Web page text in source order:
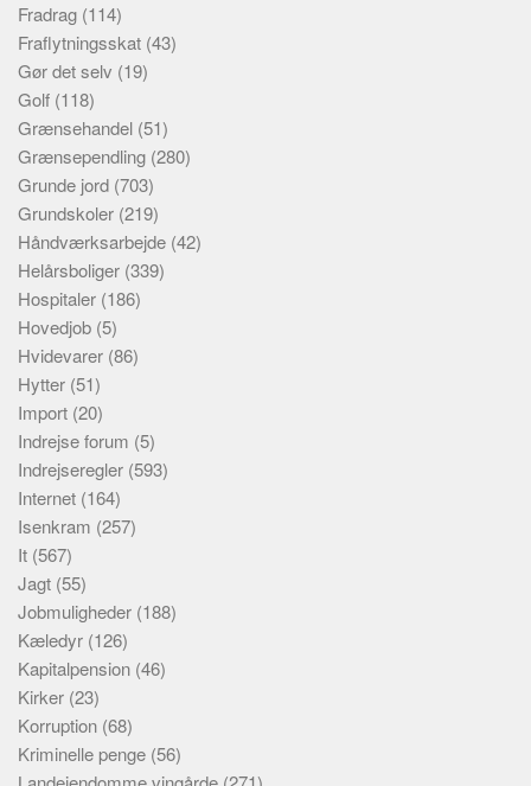
Fradrag (114)
Fraflytningsskat (43)
Gør det selv (19)
Golf (118)
Grænsehandel (51)
Grænsependling (280)
Grunde jord (703)
Grundskoler (219)
Håndværksarbejde (42)
Helårsboliger (339)
Hospitaler (186)
Hovedjob (5)
Hvidevarer (86)
Hytter (51)
Import (20)
Indrejse forum (5)
Indrejseregler (593)
Internet (164)
Isenkram (257)
It (567)
Jagt (55)
Jobmuligheder (188)
Kæledyr (126)
Kapitalpension (46)
Kirker (23)
Korruption (68)
Kriminelle penge (56)